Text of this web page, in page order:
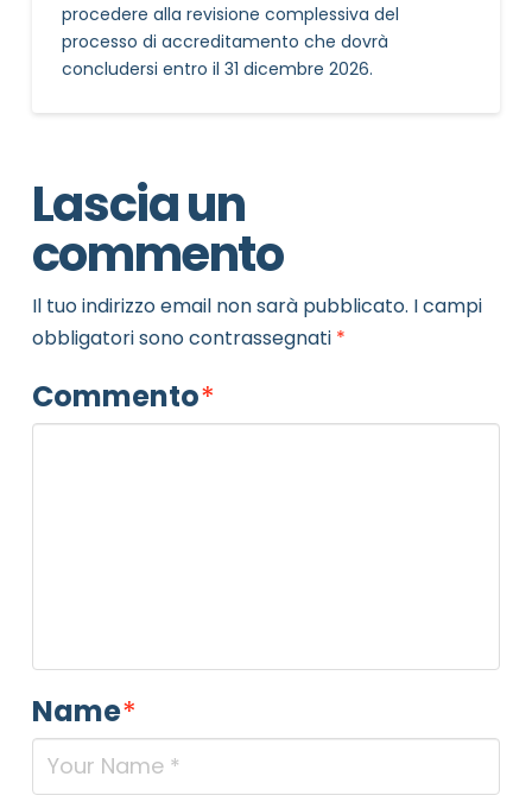
procedere alla revisione complessiva del
processo di accreditamento che dovrà
concludersi entro il 31 dicembre 2026.
Lascia un
commento
Il tuo indirizzo email non sarà pubblicato. I campi
obbligatori sono contrassegnati *
Commento*
Name*